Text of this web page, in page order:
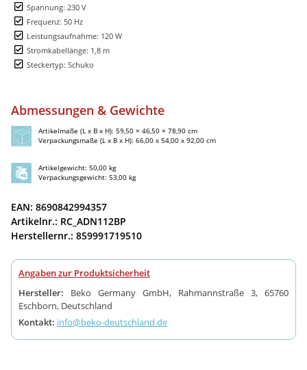
Spannung: 230 V
Frequenz: 50 Hz
Leistungsaufnahme: 120 W
Stromkabellänge: 1,8 m
Steckertyp: Schuko
Abmessungen & Gewichte
Artikelmaße (L x B x H): 59,50 × 46,50 × 78,90 cm
Verpackungsmaße (L x B x H): 66,00 x 54,00 x 92,00 cm
Artikelgewicht: 50,00 kg
Verpackungsgewicht: 53,00 kg
EAN: 8690842994357
Artikelnr.: RC_ADN112BP
Herstellernr.: 859991719510
Angaben zur Produktsicherheit
Hersteller: Beko Germany GmbH, Rahmannstraße 3, 65760
Eschborn, Deutschland
Kontakt: info@beko-deutschland.de